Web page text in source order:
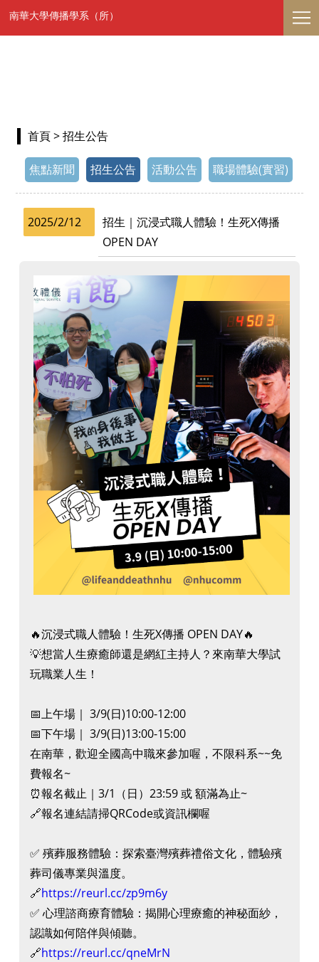
南華大學傳播學系（所）
首頁> 招生公告
焦點新聞 招生公告 活動公告 職場體驗(實習)
2025/2/12
招生｜沉浸式職人體驗！生死X傳播
OPEN DAY
🔥沉浸式職人體驗！生死X傳播 OPEN DAY🔥
💡想當人生療癒師還是網紅主持人？來南華大學試
玩職業人生！
📅上午場｜ 3/9(日)10:00-12:00
📅下午場｜ 3/9(日)13:00-15:00
在南華，歡迎全國高中職來參加喔，不限科系~~免
費報名~
⏰報名截止｜3/1（日）23:59 或 額滿為止~
🔗報名連結請掃QRCode或資訊欄喔
✅ 殯葬服務體驗：探索臺灣殯葬禮俗文化，體驗殯
葬司儀專業與溫度。
🔗https://reurl.cc/zp9m6y
✅ 心理諮商療育體驗：揭開心理療癒的神秘面紗，
認識如何陪伴與傾聽。
🔗https://reurl.cc/qneMrN